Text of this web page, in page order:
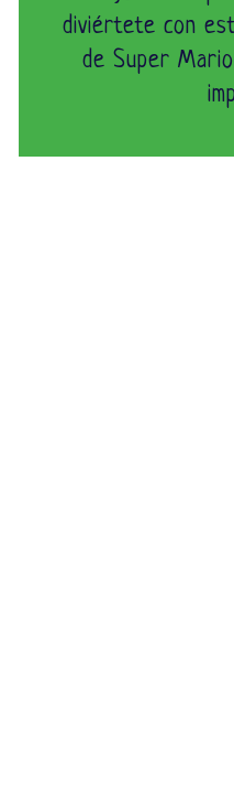
diviértete con
de Super